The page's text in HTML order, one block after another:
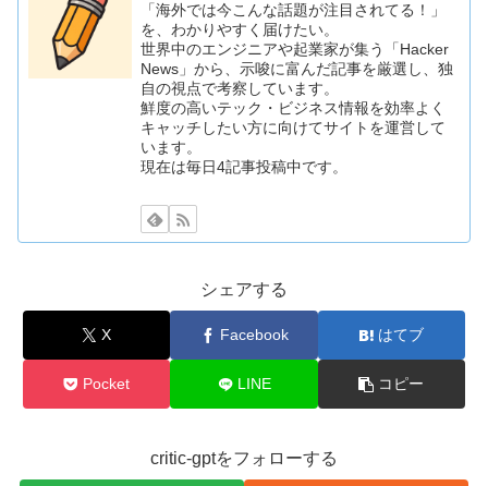
「海外では今こんな話題が注目されてる！」
を、わかりやすく届けたい。
世界中のエンジニアや起業家が集う「Hacker
News」から、示唆に富んだ記事を厳選し、独
自の視点で考察しています。
鮮度の高いテック・ビジネス情報を効率よく
キャッチしたい方に向けてサイトを運営して
います。
現在は毎日4記事投稿中です。
シェアする
X Facebook はてブ
Pocket LINE コピー
critic-gptをフォローする